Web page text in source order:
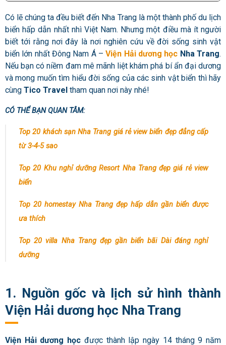
Có lẽ chúng ta đều biết đến Nha Trang là một thành phố du lịch
biển hấp dẫn nhất nhì Việt Nam. Nhưng một điều mà ít người
biết tới rằng nơi đây là nơi nghiên cứu về đời sống sinh vật
biển lớn nhất Đông Nam Á –Viện Hải dương học Nha Trang.
Nếu bạn có niềm đam mê mãnh liệt khám phá bí ẩn đại dương
và mong muốn tìm hiểu đời sống của các sinh vật biển thì hãy
cùng Tico Travel tham quan nơi này nhé!
CÓ THỂ BẠN QUAN TÂM:
Top 20 khách sạn Nha Trang giá rẻ view biển đẹp đẳng cấp
từ 3-4-5 sao
Top 20 Khu nghỉ dưỡng Resort Nha Trang đẹp giá rẻ view
biển
Top 20 homestay Nha Trang đẹp hấp dẫn gần biển được
ưa thích
Top 20 villa Nha Trang đẹp gần biển bãi Dài đáng nghỉ
dưỡng
1. Nguồn gốc và lịch sử hình thành
Viện Hải dương học Nha Trang
Viện Hải dương học được thành lập ngày 14 tháng 9 năm